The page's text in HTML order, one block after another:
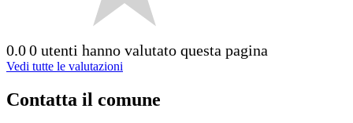
0.00 utenti hanno valutato questa pagina
Vedi tutte le valutazioni
Contatta il comune